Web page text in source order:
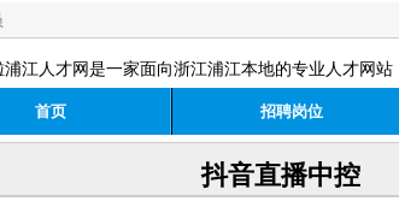
浦江人才网是一家面向浙江浦江本地的专业人才网
首页 招聘岗位
抖音直播中控